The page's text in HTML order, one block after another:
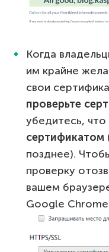
Когда
им крайне
свои
проверьте
убедитесь, что
сертификатом
позднее).
проверку
вашем
Google